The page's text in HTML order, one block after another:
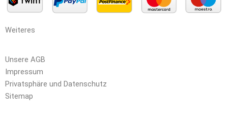
Weiteres
Unsere AGB
Impressum
Privatsphäre und Datenschutz
Sitemap